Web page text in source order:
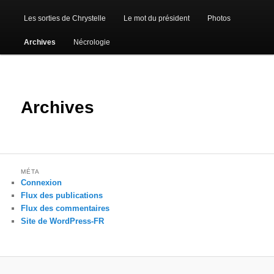
Les sorties de Chrystelle Le mot du président Photos
Archives Nécrologie
Archives
MÉTA
Connexion
Flux des publications
Flux des commentaires
Site de WordPress-FR